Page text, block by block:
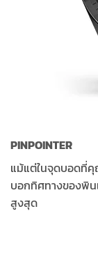
PINPOINTER
แม้แต่ในจุดบอดที่คุ
บอกทิศทางของพิน
สูงสุด